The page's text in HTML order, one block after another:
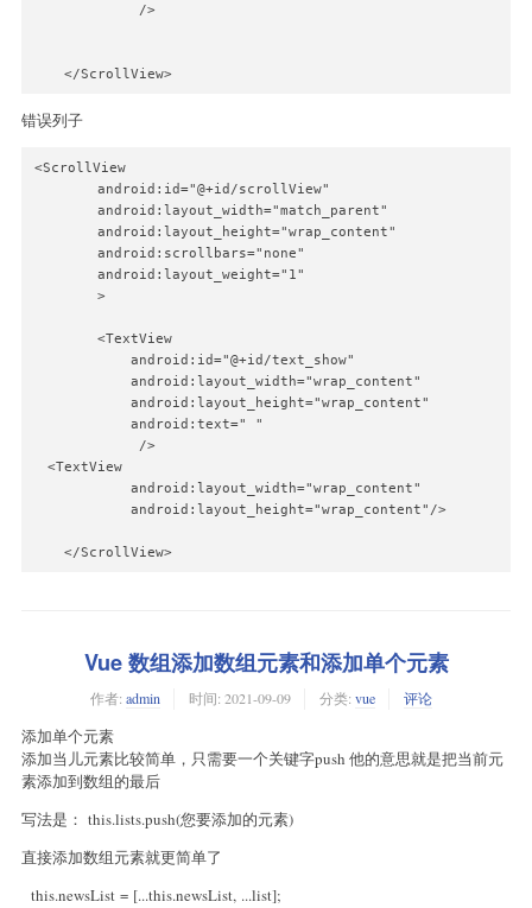
             />
错误列子
<ScrollView
        android:id="@+id/scrollView"
        android:layout_width="match_parent"
        android:layout_height="wrap_content"
        android:scrollbars="none"
        android:layout_weight="1"
        >
        <TextView
            android:id="@+id/text_show"
            android:layout_width="wrap_content"
            android:layout_height="wrap_content"
            android:text=" "
             />
  <TextView
            android:layout_width="wrap_content"
            android:layout_height="wrap_content"/>
    </ScrollView>
Vue 数组添加数组元素和添加单个元素
作者: admin 时间: 2021-09-09 分类: vue 评论
添加单个元素
添加当儿元素比较简单，只需要一个关键字push 他的意思就是把当前元
素添加到数组的最后
写法是： this.lists.push(您要添加的元素)
直接添加数组元素就更简单了
this.newsList = [...this.newsList, ...list];